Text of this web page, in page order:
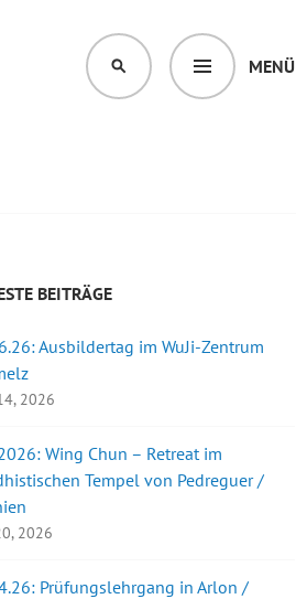
MENÜ
SUCHEN
BEITRÄGE
Ausbildertag im WuJi-Zentrum
2026
Wing Chun – Retreat im
Tempel von Pedreguer /
2026
Prüfungslehrgang in Arlon /